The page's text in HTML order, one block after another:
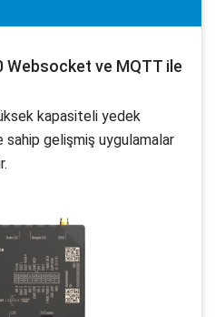
Websocket ve MQTT ile
kapasiteli yedek
gelişmiş uygulamalar